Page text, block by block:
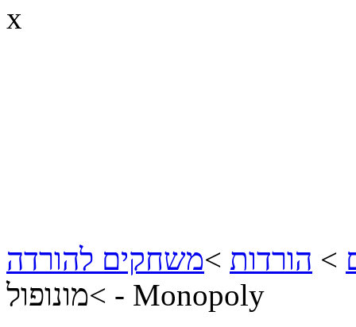
x
> הורדות >משחקים להורדה
> מונופול - Monopoly